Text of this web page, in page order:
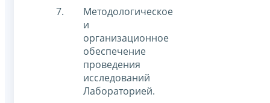
Методологическое
и
организационное
обеспечение
проведения
исследований
Лабораторией.